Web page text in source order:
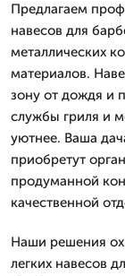
Предлагаем
навесов для
металлических
материалов.
зону от дождя и
службы гриля и
уютнее. Ваша
приобретут
продуманной
качественной
Наши решения
легких навесов